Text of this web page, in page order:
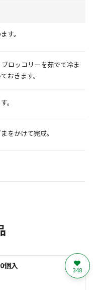
す。
ロッコリーを茹でて冷ま
おきます。
。
をかけて完成。
個入 348